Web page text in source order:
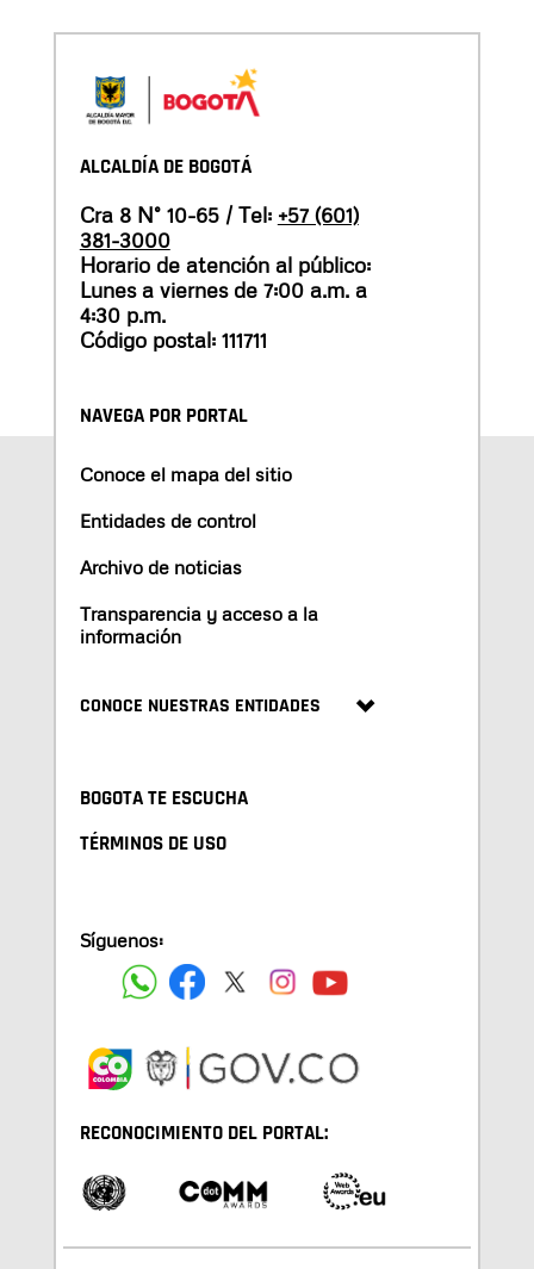
ALCALDÍA DE BOGOTÁ
Cra 8 N° 10-65 / Tel: +57 (601)
381-3000
Horario de atención al público:
Lunes a viernes de 7:00 a.m. a
4:30 p.m.
Código postal: 111711
NAVEGA POR PORTAL
Conoce el mapa del sitio
Entidades de control
Archivo de noticias
Transparencia y acceso a la
información
CONOCE NUESTRAS ENTIDADES
BOGOTA TE ESCUCHA
TÉRMINOS DE USO
Síguenos:
RECONOCIMIENTO DEL PORTAL: